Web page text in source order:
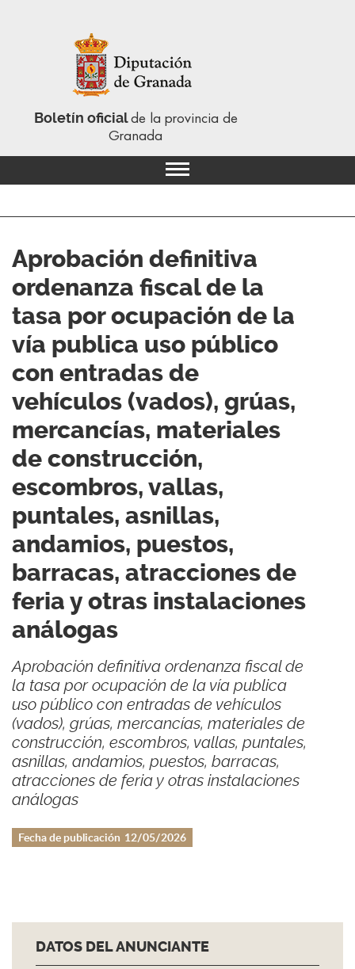
Boletín oficialde la provincia de
Granada
Aprobación definitiva
ordenanza fiscal de la
tasa por ocupación de la
vía publica uso público
con entradas de
vehículos (vados), grúas,
mercancías, materiales
de construcción,
escombros, vallas,
puntales, asnillas,
andamios, puestos,
barracas, atracciones de
feria y otras instalaciones
análogas
Aprobación definitiva ordenanza fiscal de
la tasa por ocupación de la vía publica
uso público con entradas de vehículos
(vados), grúas, mercancías, materiales de
construcción, escombros, vallas, puntales,
asnillas, andamios, puestos, barracas,
atracciones de feria y otras instalaciones
análogas
Fecha de publicación 12/05/2026
DATOS DEL ANUNCIANTE